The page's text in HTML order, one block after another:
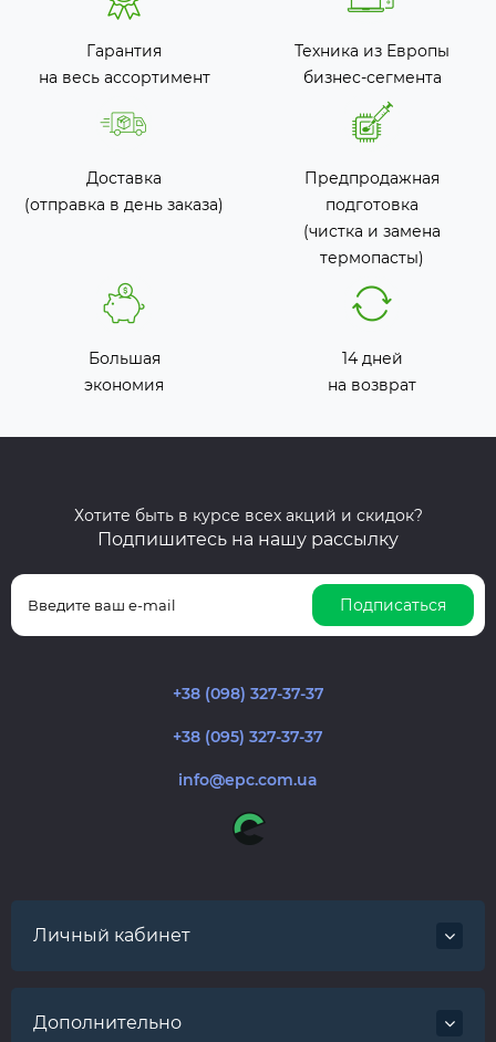
Гарантия
на весь ассортимент
Техника из Европы
бизнес-сегмента
Доставка
(отправка в день заказа)
Предпродажная
подготовка
(чистка и замена
термопасты)
Большая
экономия
14 дней
на возврат
Хотите быть в курсе всех акций и скидок?
Подпишитесь на нашу рассылку
Подписаться
+38 (098) 327-37-37
+38 (095) 327-37-37
info@epc.com.ua
Личный кабинет
Дополнительно